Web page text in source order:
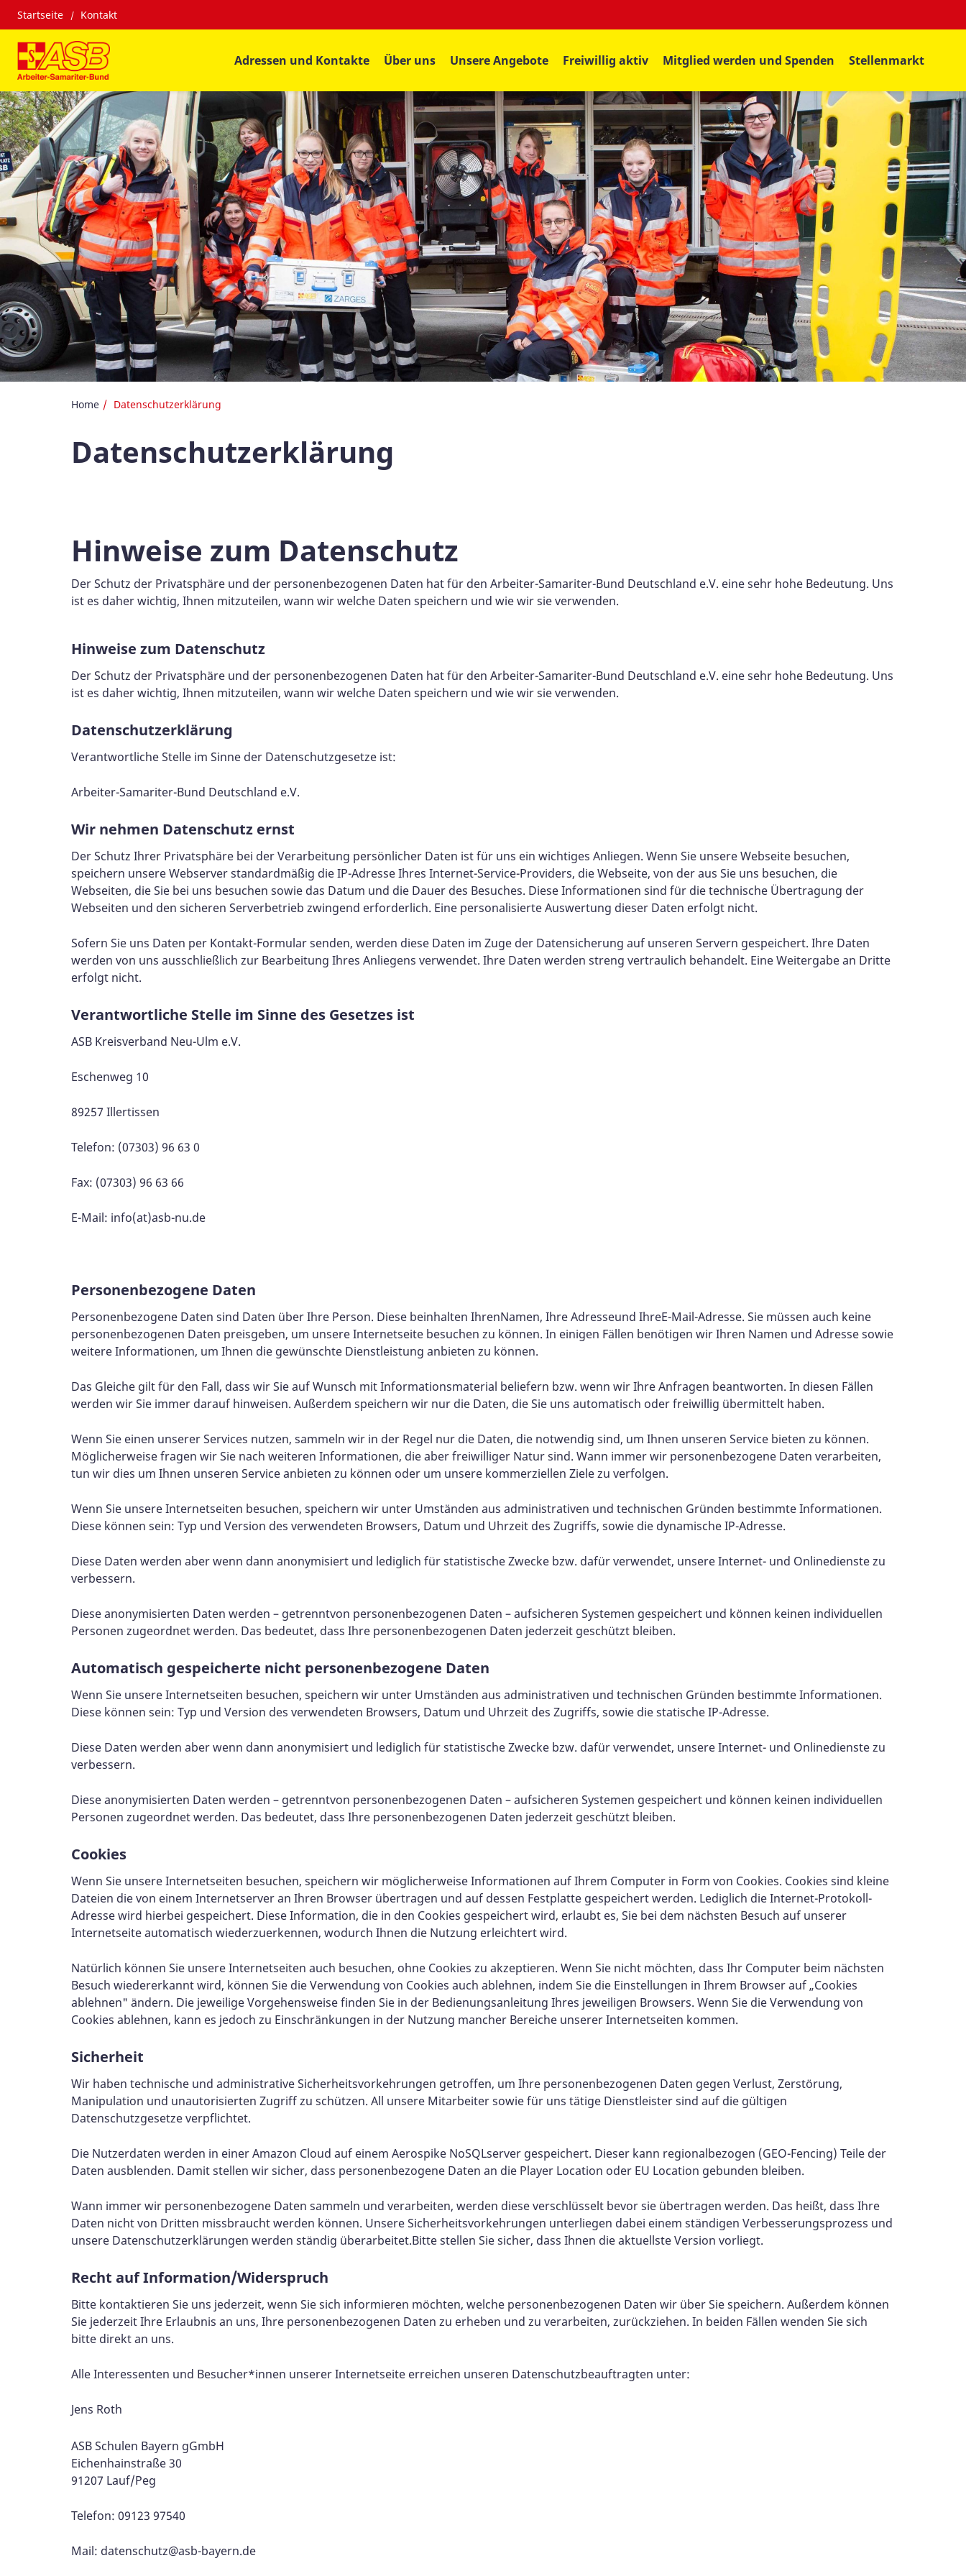
Startseite Kontakt
Adressen und Kontakte Über uns Unsere Angebote Freiwillig aktiv Mitglied werden und Spenden Stellenmarkt
Home Datenschutzerklärung
Datenschutzerklärung
Hinweise zum Datenschutz
Der Schutz der Privatsphäre und der personenbezogenen Daten hat für den Arbeiter-Samariter-Bund Deutschland e.V. eine sehr hohe Bedeutung. Uns
ist es daher wichtig, Ihnen mitzuteilen, wann wir welche Daten speichern und wie wir sie verwenden.
Hinweise zum Datenschutz
Der Schutz der Privatsphäre und der personenbezogenen Daten hat für den Arbeiter-Samariter-Bund Deutschland e.V. eine sehr hohe Bedeutung. Uns
ist es daher wichtig, Ihnen mitzuteilen, wann wir welche Daten speichern und wie wir sie verwenden.
Datenschutzerklärung
Verantwortliche Stelle im Sinne der Datenschutzgesetze ist:
Arbeiter-Samariter-Bund Deutschland e.V.
Wir nehmen Datenschutz ernst
Der Schutz Ihrer Privatsphäre bei der Verarbeitung persönlicher Daten ist für uns ein wichtiges Anliegen. Wenn Sie unsere Webseite besuchen,
speichern unsere Webserver standardmäßig die IP-Adresse Ihres Internet-Service-Providers, die Webseite, von der aus Sie uns besuchen, die
Webseiten, die Sie bei uns besuchen sowie das Datum und die Dauer des Besuches. Diese Informationen sind für die technische Übertragung der
Webseiten und den sicheren Serverbetrieb zwingend erforderlich. Eine personalisierte Auswertung dieser Daten erfolgt nicht.
Sofern Sie uns Daten per Kontakt-Formular senden, werden diese Daten im Zuge der Datensicherung auf unseren Servern gespeichert. Ihre Daten
werden von uns ausschließlich zur Bearbeitung Ihres Anliegens verwendet. Ihre Daten werden streng vertraulich behandelt. Eine Weitergabe an Dritte
erfolgt nicht.
Verantwortliche Stelle im Sinne des Gesetzes ist
ASB Kreisverband Neu-Ulm e.V.
Eschenweg 10
89257 Illertissen
Telefon: (07303) 96 63 0
Fax: (07303) 96 63 66
E-Mail: info(at)asb-nu.de
Personenbezogene Daten
Personenbezogene Daten sind Daten über Ihre Person. Diese beinhalten IhrenNamen, Ihre Adresseund IhreE-Mail-Adresse. Sie müssen auch keine
personenbezogenen Daten preisgeben, um unsere Internetseite besuchen zu können. In einigen Fällen benötigen wir Ihren Namen und Adresse sowie
weitere Informationen, um Ihnen die gewünschte Dienstleistung anbieten zu können.
Das Gleiche gilt für den Fall, dass wir Sie auf Wunsch mit Informationsmaterial beliefern bzw. wenn wir Ihre Anfragen beantworten. In diesen Fällen
werden wir Sie immer darauf hinweisen. Außerdem speichern wir nur die Daten, die Sie uns automatisch oder freiwillig übermittelt haben.
Wenn Sie einen unserer Services nutzen, sammeln wir in der Regel nur die Daten, die notwendig sind, um Ihnen unseren Service bieten zu können.
Möglicherweise fragen wir Sie nach weiteren Informationen, die aber freiwilliger Natur sind. Wann immer wir personenbezogene Daten verarbeiten,
tun wir dies um Ihnen unseren Service anbieten zu können oder um unsere kommerziellen Ziele zu verfolgen.
Wenn Sie unsere Internetseiten besuchen, speichern wir unter Umständen aus administrativen und technischen Gründen bestimmte Informationen.
Diese können sein: Typ und Version des verwendeten Browsers, Datum und Uhrzeit des Zugriffs, sowie die dynamische IP-Adresse.
Diese Daten werden aber wenn dann anonymisiert und lediglich für statistische Zwecke bzw. dafür verwendet, unsere Internet- und Onlinedienste zu
verbessern.
Diese anonymisierten Daten werden – getrenntvon personenbezogenen Daten – aufsicheren Systemen gespeichert und können keinen individuellen
Personen zugeordnet werden. Das bedeutet, dass Ihre personenbezogenen Daten jederzeit geschützt bleiben.
Automatisch gespeicherte nicht personenbezogene Daten
Wenn Sie unsere Internetseiten besuchen, speichern wir unter Umständen aus administrativen und technischen Gründen bestimmte Informationen.
Diese können sein: Typ und Version des verwendeten Browsers, Datum und Uhrzeit des Zugriffs, sowie die statische IP-Adresse.
Diese Daten werden aber wenn dann anonymisiert und lediglich für statistische Zwecke bzw. dafür verwendet, unsere Internet- und Onlinedienste zu
verbessern.
Diese anonymisierten Daten werden – getrenntvon personenbezogenen Daten – aufsicheren Systemen gespeichert und können keinen individuellen
Personen zugeordnet werden. Das bedeutet, dass Ihre personenbezogenen Daten jederzeit geschützt bleiben.
Cookies
Wenn Sie unsere Internetseiten besuchen, speichern wir möglicherweise Informationen auf Ihrem Computer in Form von Cookies. Cookies sind kleine
Dateien die von einem Internetserver an Ihren Browser übertragen und auf dessen Festplatte gespeichert werden. Lediglich die Internet-Protokoll-
Adresse wird hierbei gespeichert. Diese Information, die in den Cookies gespeichert wird, erlaubt es, Sie bei dem nächsten Besuch auf unserer
Internetseite automatisch wiederzuerkennen, wodurch Ihnen die Nutzung erleichtert wird.
Natürlich können Sie unsere Internetseiten auch besuchen, ohne Cookies zu akzeptieren. Wenn Sie nicht möchten, dass Ihr Computer beim nächsten
Besuch wiedererkannt wird, können Sie die Verwendung von Cookies auch ablehnen, indem Sie die Einstellungen in Ihrem Browser auf „Cookies
ablehnen" ändern. Die jeweilige Vorgehensweise finden Sie in der Bedienungsanleitung Ihres jeweiligen Browsers. Wenn Sie die Verwendung von
Cookies ablehnen, kann es jedoch zu Einschränkungen in der Nutzung mancher Bereiche unserer Internetseiten kommen.
Sicherheit
Wir haben technische und administrative Sicherheitsvorkehrungen getroffen, um Ihre personenbezogenen Daten gegen Verlust, Zerstörung,
Manipulation und unautorisierten Zugriff zu schützen. All unsere Mitarbeiter sowie für uns tätige Dienstleister sind auf die gültigen
Datenschutzgesetze verpflichtet.
Die Nutzerdaten werden in einer Amazon Cloud auf einem Aerospike NoSQLserver gespeichert. Dieser kann regionalbezogen (GEO-Fencing) Teile der
Daten ausblenden. Damit stellen wir sicher, dass personenbezogene Daten an die Player Location oder EU Location gebunden bleiben.
Wann immer wir personenbezogene Daten sammeln und verarbeiten, werden diese verschlüsselt bevor sie übertragen werden. Das heißt, dass Ihre
Daten nicht von Dritten missbraucht werden können. Unsere Sicherheitsvorkehrungen unterliegen dabei einem ständigen Verbesserungsprozess und
unsere Datenschutzerklärungen werden ständig überarbeitet.Bitte stellen Sie sicher, dass Ihnen die aktuellste Version vorliegt.
Recht auf Information/Widerspruch
Bitte kontaktieren Sie uns jederzeit, wenn Sie sich informieren möchten, welche personenbezogenen Daten wir über Sie speichern. Außerdem können
Sie jederzeit Ihre Erlaubnis an uns, Ihre personenbezogenen Daten zu erheben und zu verarbeiten, zurückziehen. In beiden Fällen wenden Sie sich
bitte direkt an uns.
Alle Interessenten und Besucher*innen unserer Internetseite erreichen unseren Datenschutzbeauftragten unter:
Jens Roth
ASB Schulen Bayern gGmbH
Eichenhainstraße 30
91207 Lauf/Peg
Telefon: 09123 97540
Mail: datenschutz@asb-bayern.de